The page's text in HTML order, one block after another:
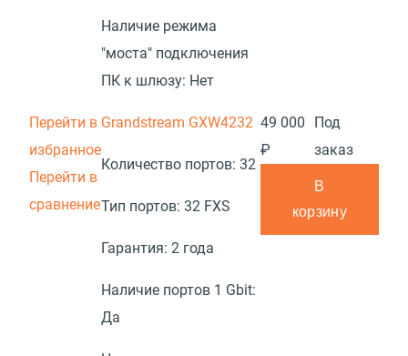
Наличие режима
"моста" подключения
ПК к шлюзу: Нет
Перейти в
избранное
Перейти в
сравнение
Grandstream GXW4232
Количество портов: 32
Тип портов: 32 FXS
Гарантия: 2 года
Наличие портов 1 Gbit:
Да
49 000
₽
Под
заказ
В
корзину